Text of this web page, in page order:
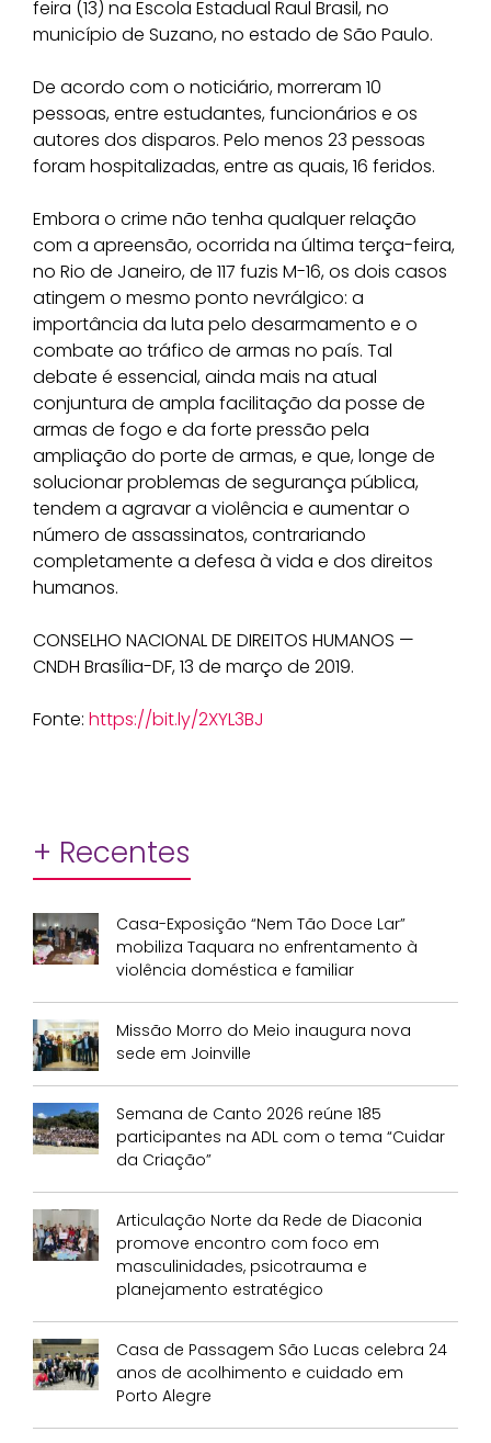
feira (13) na Escola Estadual Raul Brasil, no
município de Suzano, no estado de São Paulo.
De acordo com o noticiário, morreram 10
pessoas, entre estudantes, funcionários e os
autores dos disparos. Pelo menos 23 pessoas
foram hospitalizadas, entre as quais, 16 feridos.
Embora o crime não tenha qualquer relação
com a apreensão, ocorrida na última terça-feira,
no Rio de Janeiro, de 117 fuzis M-16, os dois casos
atingem o mesmo ponto nevrálgico: a
importância da luta pelo desarmamento e o
combate ao tráfico de armas no país. Tal
debate é essencial, ainda mais na atual
conjuntura de ampla facilitação da posse de
armas de fogo e da forte pressão pela
ampliação do porte de armas, e que, longe de
solucionar problemas de segurança pública,
tendem a agravar a violência e aumentar o
número de assassinatos, contrariando
completamente a defesa à vida e dos direitos
humanos.
CONSELHO NACIONAL DE DIREITOS HUMANOS —
CNDH Brasília-DF, 13 de março de 2019.
Fonte: https://bit.ly/2XYL3BJ
+ Recentes
Casa-Exposição “Nem Tão Doce Lar”
mobiliza Taquara no enfrentamento à
violência doméstica e familiar
Missão Morro do Meio inaugura nova
sede em Joinville
Semana de Canto 2026 reúne 185
participantes na ADL com o tema “Cuidar
da Criação”
Articulação Norte da Rede de Diaconia
promove encontro com foco em
masculinidades, psicotrauma e
planejamento estratégico
Casa de Passagem São Lucas celebra 24
anos de acolhimento e cuidado em
Porto Alegre